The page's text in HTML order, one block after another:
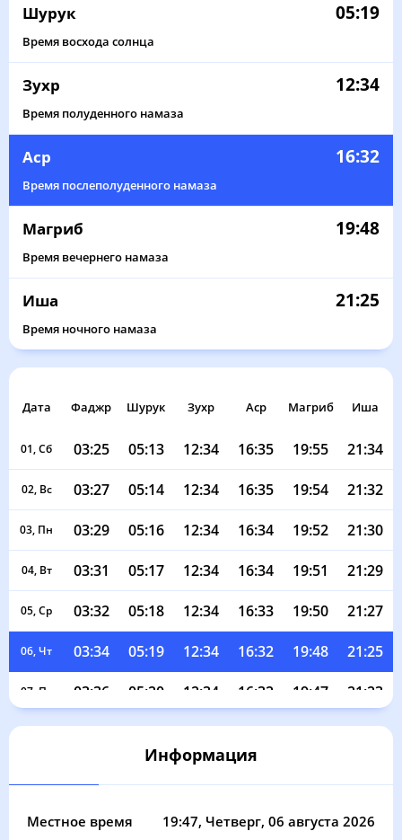
Шурук 05:19
Время восхода солнца
Зухр 12:34
Время полуденного намаза
Аср 16:32
Время послеполуденного намаза
Магриб 19:48
Время вечернего намаза
Иша 21:25
Время ночного намаза
Дата Фаджр Шурук Зухр Аср Магриб Иша
01, Сб 03:25 05:13 12:34 16:35 19:55 21:34
02, Вс 03:27 05:14 12:34 16:35 19:54 21:32
03, Пн 03:29 05:16 12:34 16:34 19:52 21:30
04, Вт 03:31 05:17 12:34 16:34 19:51 21:29
05, Ср 03:32 05:18 12:34 16:33 19:50 21:27
06, Чт 03:34 05:19 12:34 16:32 19:48 21:25
07, Пт 03:36 05:20 12:34 16:32 19:47 21:23
03:38 05:21 12:34 16:31 19:45 21:21
12:33 16:30 21:17
Информация
Местное время 19:47, Четверг, 06 августа 2026